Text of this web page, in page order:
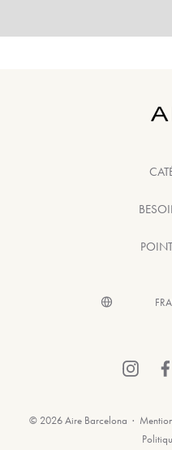
© 2026 Aire Barcelona ·